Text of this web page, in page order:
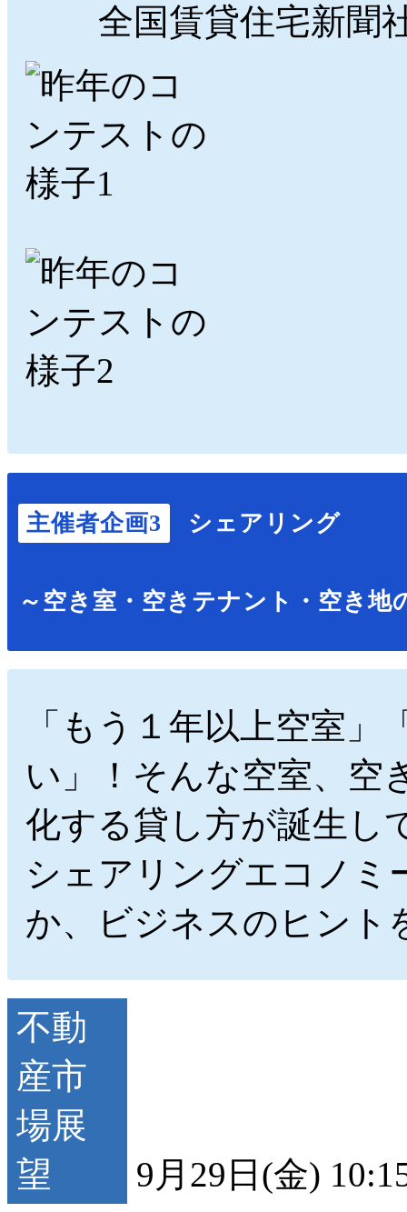
全国賃貸住宅新
主催者企画3 シェアリング
～空き室・空きテナント・空き地
「もう１年以上空室
い」！そんな空室、空
化する貸し方が誕生し
シェアリングエコノミ
か、ビジネスのヒント
9月29日(金)